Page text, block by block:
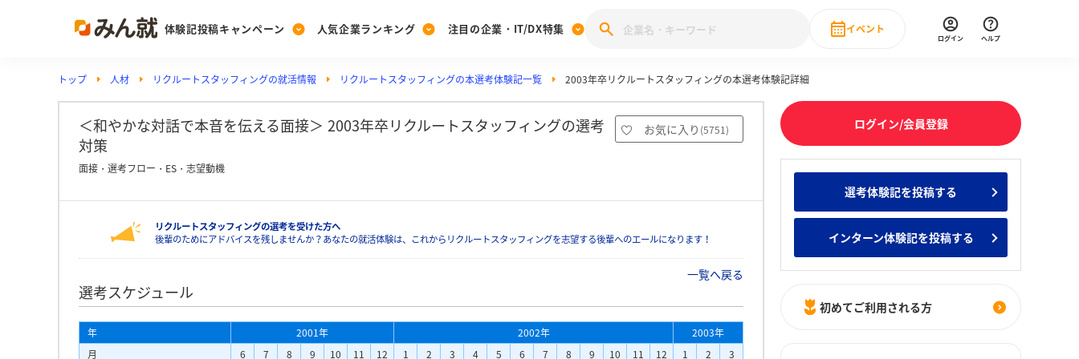
体験記投稿キャンペーン
Post
投稿する
[27卒] 本選考体験記投稿キャンペーン
人気企業ランキング
Ranking
ランキングを見る
みんなのDX企業就職ブランド調査
みんなの新卒就職人気企業ランキング みんなのインターン人気企業ランキ
注目の企業・IT/DX特集
PickUp
注目の企業特集
28卒 IT・DX現場社員インタビュー
動画で知ろう！業界・企業研究
イベント
直近のイベント一覧
ログイン ヘルプ
トップ 人材 リクルートスタッフィングの就活情報 リクルートスタッフィングの本選考体験記一覧 2003年卒リクルートスタッフィングの本選考体験記詳細
＜和やかな対話で本音を伝える面接＞ 2003年卒リクルートスタッフィングの選考
対策
お気に入り (5751)
面接・選考フロー・ES・志望動機
リクルートスタッフィングの選考を受けた方へ
後輩のためにアドバイスを残しませんか？あなたの就活体験は、これからリクルートスタッフィングを志望する後輩へのエールになります！
一覧へ戻る
選考スケジュール
年 2001年 2002年
2003年
月
6 7 8 9 10 11 12 1 2 3 4 5 6 7 8 9 10 11 12 1 2
3
ログイン/会員登録
選考体験記を投稿する
インターン体験記を投稿する
初めてご利用される方